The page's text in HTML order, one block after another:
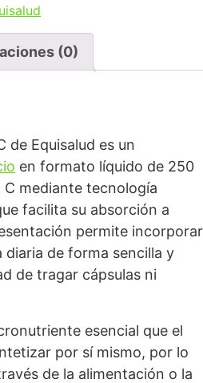
(0)
de Equisalud es un
en formato líquido de 250
mediante tecnología
facilita su absorción a
permite incorporar
diaria de forma sencilla y
de tragar cápsulas ni
esencial que el
por sí mismo, por lo
de la alimentación o la